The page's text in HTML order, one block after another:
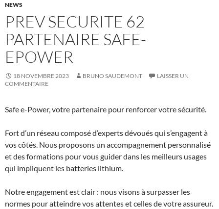
NEWS
PREV SECURITE 62
PARTENAIRE SAFE-
EPOWER
18 NOVEMBRE 2023 BRUNO SAUDEMONT
LAISSER UN
COMMENTAIRE
Safe e-Power, votre partenaire pour renforcer votre sécurité.
Fort d’un réseau composé d’experts dévoués qui s’engagent à
vos côtés. Nous proposons un accompagnement personnalisé
et des formations pour vous guider dans les meilleurs usages
qui impliquent les batteries lithium.
Notre engagement est clair : nous visons à surpasser les
normes pour atteindre vos attentes et celles de votre assureur.